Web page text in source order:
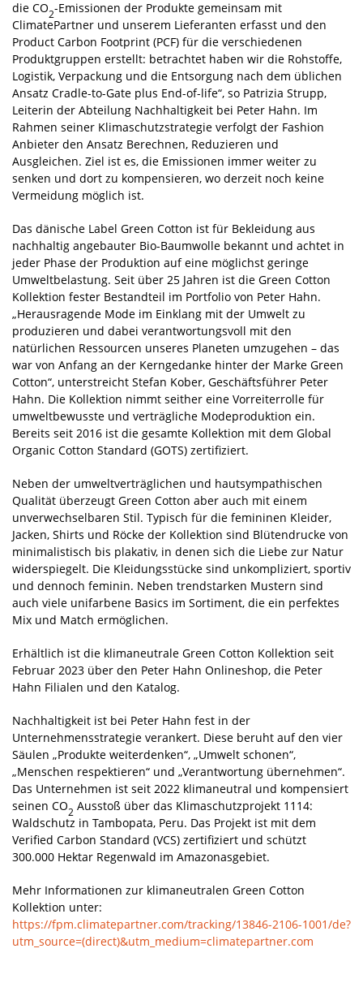
die CO2-Emissionen der Produkte gemeinsam mit
ClimatePartner und unserem Lieferanten erfasst und den
Product Carbon Footprint (PCF) für die verschiedenen
Produktgruppen erstellt: betrachtet haben wir die Rohstoffe,
Logistik, Verpackung und die Entsorgung nach dem üblichen
Ansatz Cradle-to-Gate plus End-of-life“, so Patrizia Strupp,
Leiterin der Abteilung Nachhaltigkeit bei Peter Hahn. Im
Rahmen seiner Klimaschutzstrategie verfolgt der Fashion
Anbieter den Ansatz Berechnen, Reduzieren und
Ausgleichen. Ziel ist es, die Emissionen immer weiter zu
senken und dort zu kompensieren, wo derzeit noch keine
Vermeidung möglich ist.
Das dänische Label Green Cotton ist für Bekleidung aus
nachhaltig angebauter Bio-Baumwolle bekannt und achtet in
jeder Phase der Produktion auf eine möglichst geringe
Umweltbelastung. Seit über 25 Jahren ist die Green Cotton
Kollektion fester Bestandteil im Portfolio von Peter Hahn.
„Herausragende Mode im Einklang mit der Umwelt zu
produzieren und dabei verantwortungsvoll mit den
natürlichen Ressourcen unseres Planeten umzugehen – das
war von Anfang an der Kerngedanke hinter der Marke Green
Cotton“, unterstreicht Stefan Kober, Geschäftsführer Peter
Hahn. Die Kollektion nimmt seither eine Vorreiterrolle für
umweltbewusste und verträgliche Modeproduktion ein.
Bereits seit 2016 ist die gesamte Kollektion mit dem Global
Organic Cotton Standard (GOTS) zertifiziert.
Neben der umweltverträglichen und hautsympathischen
Qualität überzeugt Green Cotton aber auch mit einem
unverwechselbaren Stil. Typisch für die femininen Kleider,
Jacken, Shirts und Röcke der Kollektion sind Blütendrucke von
minimalistisch bis plakativ, in denen sich die Liebe zur Natur
widerspiegelt. Die Kleidungsstücke sind unkompliziert, sportiv
und dennoch feminin. Neben trendstarken Mustern sind
auch viele unifarbene Basics im Sortiment, die ein perfektes
Mix und Match ermöglichen.
Erhältlich ist die klimaneutrale Green Cotton Kollektion seit
Februar 2023 über den Peter Hahn Onlineshop, die Peter
Hahn Filialen und den Katalog.
Nachhaltigkeit ist bei Peter Hahn fest in der
Unternehmensstrategie verankert. Diese beruht auf den vier
Säulen „Produkte weiterdenken“, „Umwelt schonen“,
„Menschen respektieren“ und „Verantwortung übernehmen“.
Das Unternehmen ist seit 2022 klimaneutral und kompensiert
seinen CO2 Ausstoß über das Klimaschutzprojekt 1114:
Waldschutz in Tambopata, Peru. Das Projekt ist mit dem
Verified Carbon Standard (VCS) zertifiziert und schützt
300.000 Hektar Regenwald im Amazonasgebiet.
Mehr Informationen zur klimaneutralen Green Cotton
Kollektion unter:
https://fpm.climatepartner.com/tracking/13846-2106-1001/de?
utm_source=(direct)&utm_medium=climatepartner.com